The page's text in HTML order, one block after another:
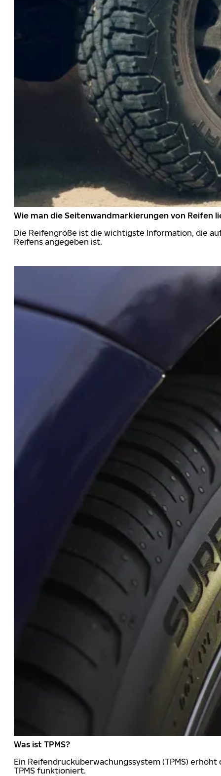
Wie man die Seitenwandmarkierungen von Reifen
Die Reifengröße ist die wichtigste Information, die
Reifens angegeben ist.
Was ist TPMS?
Ein Reifendrucküberwachungssystem (TPMS)
TPMS funktioniert.